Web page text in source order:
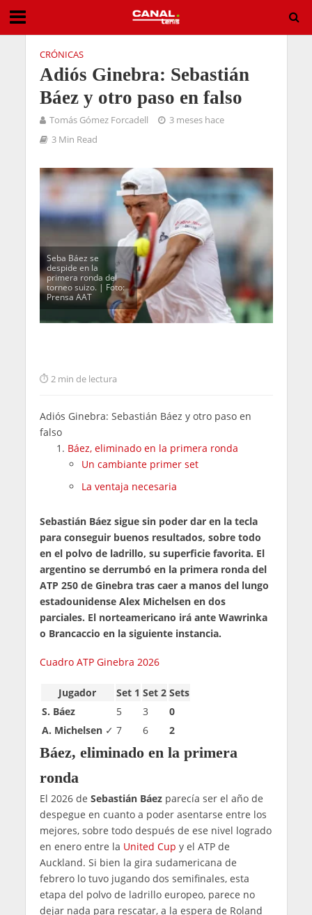
CRÓNICAS
Adiós Ginebra: Sebastián
Báez y otro paso en falso
Tomás Gómez Forcadell
3 meses hace
3 Min Read
Seba Báez se
despide en la
primera ronda del
torneo suizo. | Foto:
Prensa AAT
2 min de lectura
Adiós Ginebra: Sebastián Báez y otro paso en
falso
Báez, eliminado en la primera ronda
Un cambiante primer set
La ventaja necesaria
Sebastián Báez sigue sin poder dar en la tecla
para conseguir buenos resultados, sobre todo
en el polvo de ladrillo, su superficie favorita. El
argentino se derrumbó en la primera ronda del
ATP 250 de Ginebra tras caer a manos del lungo
estadounidense Alex Michelsen en dos
parciales. El norteamericano irá ante Wawrinka
o Brancaccio en la siguiente instancia.
Cuadro ATP Ginebra 2026
Jugador Set 1 Set 2 Sets
S. Báez
5 3
0
A. Michelsen✓ 7 6 2
Báez, eliminado en la primera
ronda
El 2026 de Sebastián Báezparecía ser el año de
despegue en cuanto a poder asentarse entre los
mejores, sobre todo después de ese nivel logrado
en enero entre la United Cup y el ATP de
Auckland. Si bien la gira sudamericana de
febrero lo tuvo jugando dos semifinales, esta
etapa del polvo de ladrillo europeo, parece no
dejar nada para rescatar, a la espera de Roland